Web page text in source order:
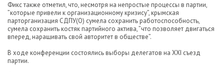
Фикс также отметил, что, несмотря на непростые процессы в партии,
”которые привели к организационному кризису”, крымская
парторганизация СДПУ(О) сумела сохранить работоспособность,
сумела сохранить костяк партийного актива, ”что позволяет двигаться
вперед, наращивать свой авторитет в обществе”.
В ходе конференции состоялись выборы делегатов на XXI съезд
партии.